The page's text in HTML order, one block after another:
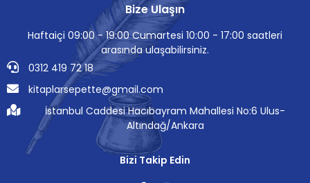
Bize Ulaşın
Haftaiçi 09:00 - 19:00 Cumartesi 10:00 - 17:00 saatleri
arasında ulaşabilirsiniz.
0312 419 72 18
kitaplarsepette@gmail.com
İstanbul Caddesi Hacıbayram Mahallesi No:6 Ulus-
Altındağ/Ankara
Bizi Takip Edin